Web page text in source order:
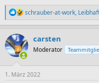
R
e
a
t
i
o
n
e
schrauber-at-work,
carsten
Moderator
1. März 2022